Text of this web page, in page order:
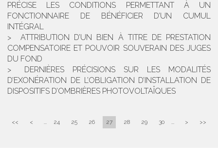
PRÉCISE LES CONDITIONS PERMETTANT À UN
FONCTIONNAIRE DE BÉNÉFICIER D’UN CUMUL
INTÉGRAL
ATTRIBUTION D’UN BIEN À TITRE DE PRESTATION
COMPENSATOIRE ET POUVOIR SOUVERAIN DES JUGES
DU FOND
DERNIÈRES PRÉCISIONS SUR LES MODALITÉS
D’EXONÉRATION DE L’OBLIGATION D’INSTALLATION DE
DISPOSITIFS D’OMBRIÈRES PHOTOVOLTAÏQUES
<< < ... 24 25 26 27 28 29 30 ... > >>